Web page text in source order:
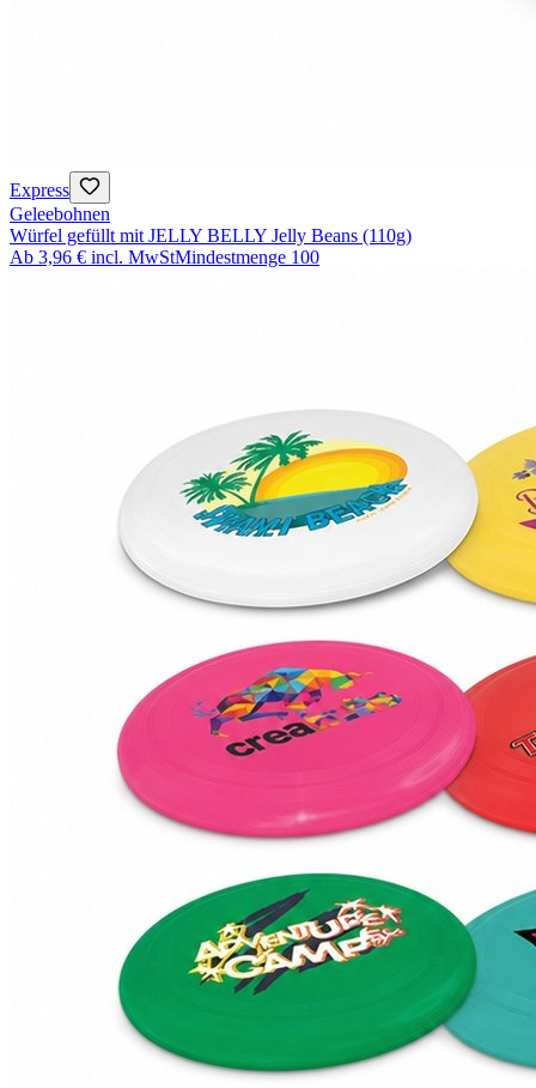
Express
Geleebohnen
Würfel gefüllt mit JELLY BELLY Jelly Beans (110g)
Ab 3,96 € incl. MwStMindestmenge 100